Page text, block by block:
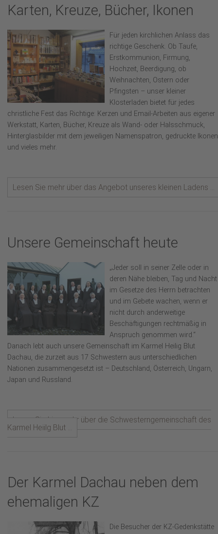
Karten, Kreuze, Bücher, Ikonen
Für jeden kirchlichen Anlass das
richtige Geschenk. Ob Taufe,
Erstkommunion, Firmung,
Hochzeit, Beerdigung, ob
Weihnachten, Ostern oder
Pfingsten – unser kleiner
Klosterladen bietet für jedes
christliche Fest das Richtige: Kerzen und Email-Arbeiten aus eigener
Werkstatt, Karten, Bücher, Kreuze als Wand- oder Halsschmuck,
Hinterglasbilder mit dem jeweiligen Namenspatron, gedruckte Ikonen
und vieles mehr.
Lesen Sie mehr über das Angebot unseres kleinen Ladens ...
Unsere Gemeinschaft heute
„Jeder soll in seiner Zelle oder in
deren Nähe bleiben, Tag und Nacht
im Gesetze des Herrn betrachten
und im Gebete wachen, wenn er
nicht durch anderweitige
Beschäftigungen rechtmäßig in
Anspruch genommen wird.“
Danach lebt auch unsere Gemeinschaft im Karmel Heilig Blut
Dachau, die zurzeit aus 17 Schwestern aus unterschiedlichen
Nationen zusammengesetzt ist – Deutschland, Österreich, Ungarn,
Japan und Russland.
Lesen Sie hier mehr über die Schwesterngemeinschaft des
Karmel Heiilg Blut ...
Der Karmel Dachau neben dem
ehemaligen KZ
Die Besucher der KZ-Gedenkstätte